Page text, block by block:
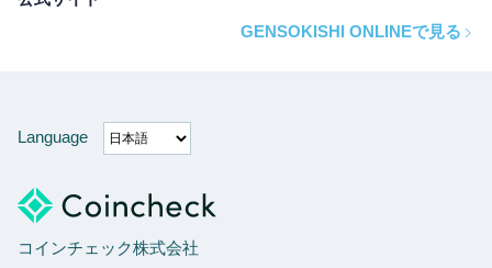
GENSOKISHI ONLINEで見る
Language
コインチェック株式会社